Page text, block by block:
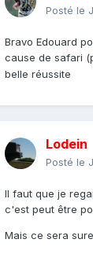
Posté le
Bravo Edouard
cause de safari
belle réussite
Lodein
Posté le
Il faut que je
c'est peut être
Mais ce sera